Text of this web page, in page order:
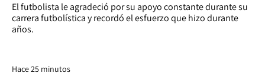
El futbolista le agradeció por su apoyo constante durante su
carrera futbolística y recordó el esfuerzo que hizo durante
años.
Hace 25 minutos